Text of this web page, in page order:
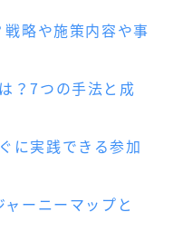
略や施策内容や事
？7つの手法と成
に実践できる参加
ーニーマップと